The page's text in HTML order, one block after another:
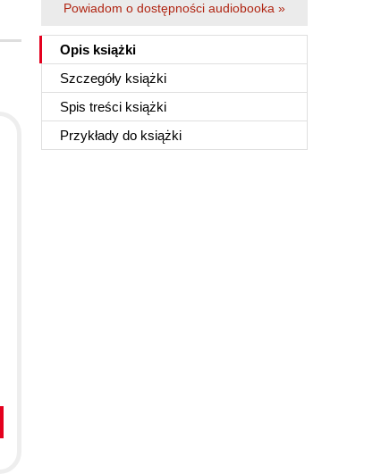
Powiadom o dostępności audiobooka »
Opis książki
Szczegóły książki
Spis treści książki
Przykłady do książki